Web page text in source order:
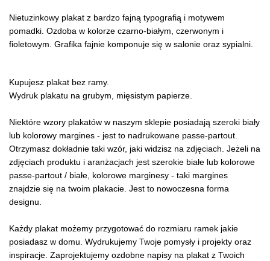
Nietuzinkowy plakat z bardzo fajną typografią i motywem
pomadki. Ozdoba w kolorze czarno-białym, czerwonym i
fioletowym. Grafika fajnie komponuje się w salonie oraz sypialni.
Kupujesz plakat bez ramy.
Wydruk plakatu na grubym, mięsistym papierze.
Niektóre wzory plakatów w naszym sklepie posiadają szeroki biały
lub kolorowy margines - jest to nadrukowane passe-partout.
Otrzymasz dokładnie taki wzór, jaki widzisz na zdjęciach. Jeżeli na
zdjęciach produktu i aranżacjach jest szerokie białe lub kolorowe
passe-partout / białe, kolorowe marginesy - taki margines
znajdzie się na twoim plakacie. Jest to nowoczesna forma
designu.
Każdy plakat możemy przygotować do rozmiaru ramek jakie
posiadasz w domu. Wydrukujemy Twoje pomysły i projekty oraz
inspiracje. Zaprojektujemy ozdobne napisy na plakat z Twoich